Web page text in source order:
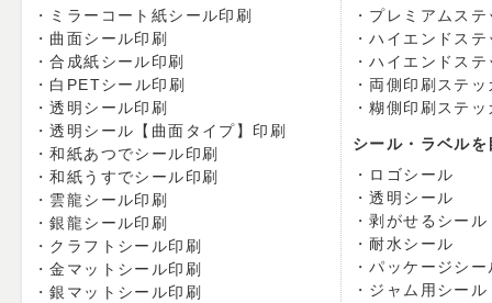
ミラーコート紙シール印刷
曲面シール印刷
合成紙シール印刷
白PETシール印刷
透明シール印刷
透明シール【曲面タイプ】印刷
和紙あつでシール印刷
和紙うすでシール印刷
雲龍シール印刷
銀龍シール印刷
クラフトシール印刷
金マットシール印刷
銀マットシール印刷
プレミアムステ
ハイエンドステ
ハイエンドス
両側印刷ステッ
糊側印刷ステッ
シール・ラベル
ロゴシール
透明シール
剥がせるシール
耐水シール
パッケージシー
ジャム用シール